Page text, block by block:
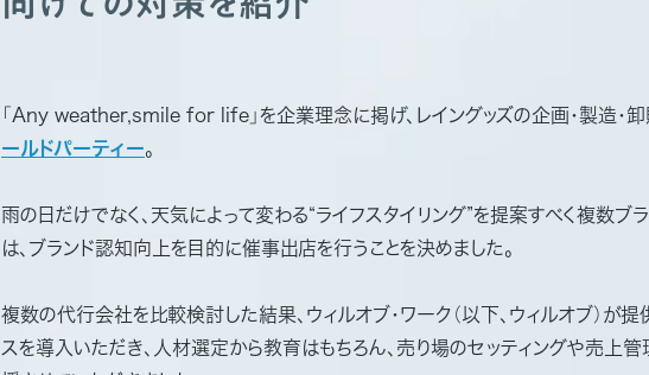
「Any weather,smile for life」を企業理念に掲げ、レイングッズの企画・製造・
ールドパーティー。
雨の日だけでなく、天気によって変わる“ライフスタイリング”を提案すべく複数ブ
は、ブランド認知向上を目的に催事出店を行うことを決めました。
複数の代行会社を比較検討した結果、ウィルオブ・ワーク（以下、ウィルオブ）が
スを導入いただき、人材選定から教育はもちろん、売り場のセッティングや売上